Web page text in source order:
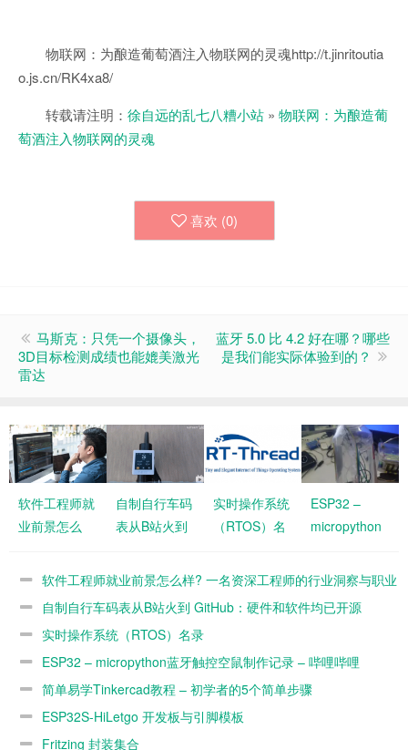
物联网：为酿造葡萄酒注入物联网的灵魂http://t.jinritoutia
o.js.cn/RK4xa8/
转载请注明： 徐自远的乱七八糟小站 » 物联网：为酿造葡
萄酒注入物联网的灵魂
喜欢 (0)
马斯克：只凭一个摄像头，
3D目标检测成绩也能媲美激光
雷达
蓝牙 5.0 比 4.2 好在哪？哪些
是我们能实际体验到的？
软件工程师就
业前景怎么
工程师的行业
展建议
自制自行车码
表从B站火到
和软件均已开
实时操作系统
（RTOS）名
ESP32 –
micropython
制作记录 – 哔
软件工程师就业前景怎么样? 一名资深工程师的行业洞察与职业
发展建议自制自行车码表从B站火到 GitHub：硬件和软件均已开源
实时操作系统（RTOS）名录
ESP32 – micropython蓝牙触控空鼠制作记录 – 哔哩哔哩
简单易学Tinkercad教程 – 初学者的5个简单步骤
ESP32S-HiLetgo 开发板与引脚模板
Fritzing 封装集合